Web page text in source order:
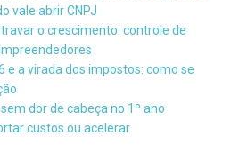
vale abrir CNPJ
o crescimento: controle de
e a virada dos impostos: como se
dor de cabeça no 1º ano
custos ou acelerar